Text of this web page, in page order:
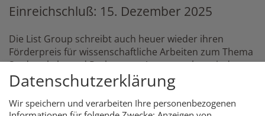
Einreichschluß: 15. Dezember 2025
Die List Group schreibt auch heuer wieder ihren
Förderpreis für wissenschaftliche Arbeiten zum Thema
Stadtverkehr und Parken aus. Angesprochen sind
Studenten an Fachhochschulen und Universitäten, die
sich mit Transport, Parken, Individual- und Öffentlicher
Verkehr und der Entwicklung sowie dem Miteinander
Datenschutzerklärung
Wir speichern und verarbeiten Ihre personenbezogenen